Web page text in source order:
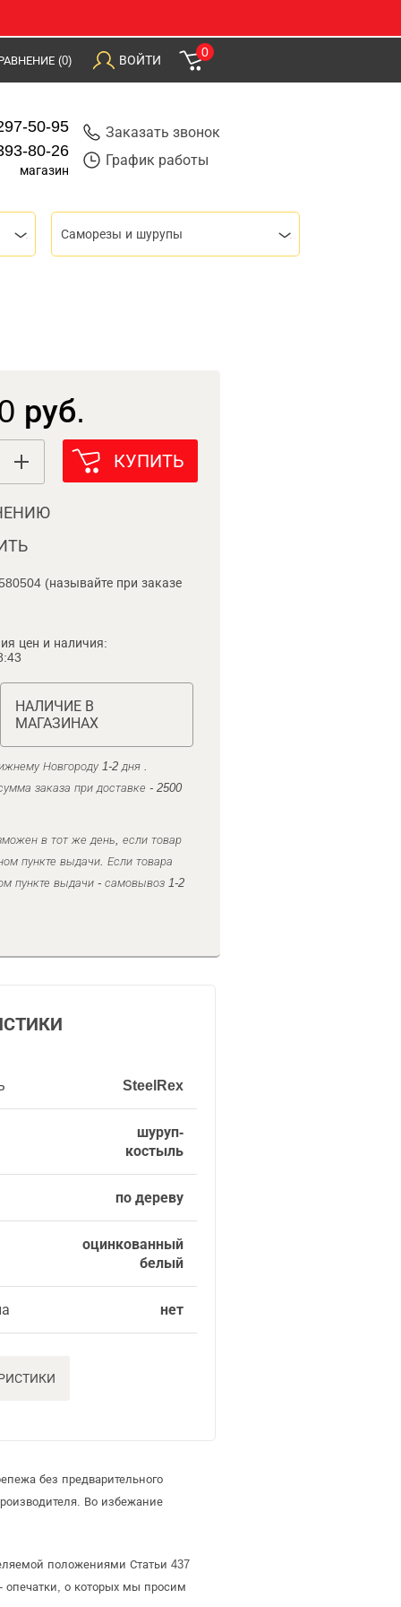
(0) ВОЙТИ
0
50-95
80-26
магазин
Заказать звонок
График работы
Саморезы и шурупы
руб.
КУПИТЬ
(называйте при заказе
цен и наличия:
НАЛИЧИЕ В
МАГАЗИНАХ
Новгороду 1-2 дня .
заказа при доставке - 2500
в тот же день, если товар
пункте выдачи. Если товара
пункте выдачи - самовывоз 1-2
SteelRex
шуруп-
костыль
по дереву
оцинкованный
белый
нет
без предварительного
Во избежание
положениями Статьи 437
опечатки, о которых мы просим